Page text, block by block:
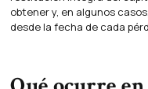
obtener y, en algunos
desde la fecha de cada